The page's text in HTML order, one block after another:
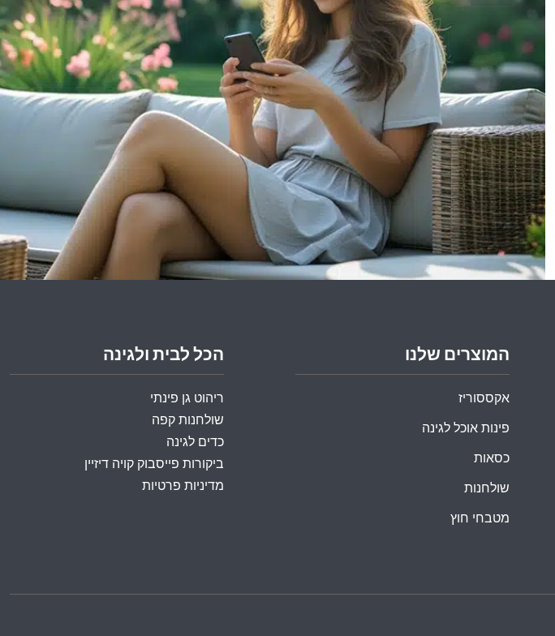
הכל לבית ולגינה
ריהוט גן פינתי
שולחנות קפה
כדים לגינה
ביקורות פייסבוק קויה דיזיין
מדיניות פרטיות
המוצרים שלנו
אקססוריז
פינות אוכל לגינה
כסאות
שולחנות
מטבחי חוץ